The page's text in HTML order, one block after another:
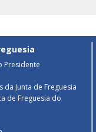
Presidente
da Junta de Freguesia
de Freguesia do